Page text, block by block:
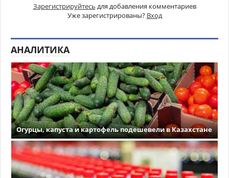
Зарегистрируйтесь для добавления комментариев
Уже зарегистрированы? Вход
АНАЛИТИКА
Огурцы, капуста и картофель подешевели в Казахстане